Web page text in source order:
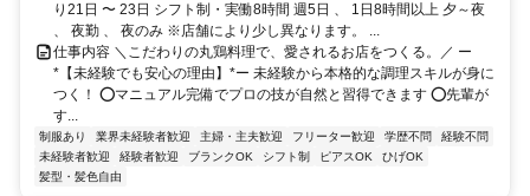
り21日 〜 23日 シフト制・実働8時間 週5日 、 1日8時間以上 夕～夜
、 夜勤 、 夜のみ ※店舗により少し異なります。 ...
仕事内容 ＼こだわりの丸鶏料理で、愛されるお店をつくる。／ ー
*【未経験でも安心の理由】*ー 未経験から本格的な調理スキルが身に
つく！ ⭕️マニュアル完備でプロの技が自然と習得できます ⭕️先輩が
す...
制服あり 業界未経験者歓迎 主婦・主夫歓迎 フリーター歓迎 学歴不問
経験不問
未経験者歓迎
経験者歓迎 ブランクOK シフト制 ピアスOK
ひげOK
髪型・髪色自由